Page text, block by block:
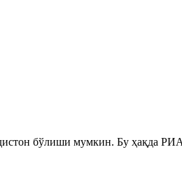
бўлиши мумкин. Бу ҳақда